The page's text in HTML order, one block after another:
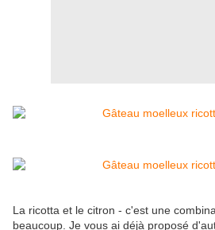
La ricotta et le citron - c'est une
beaucoup. Je vous ai déjà proposé